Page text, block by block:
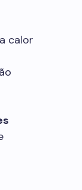
calor